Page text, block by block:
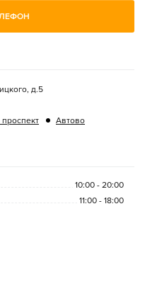
д.5
Автово
10:00 - 20:00
11:00 - 18:00